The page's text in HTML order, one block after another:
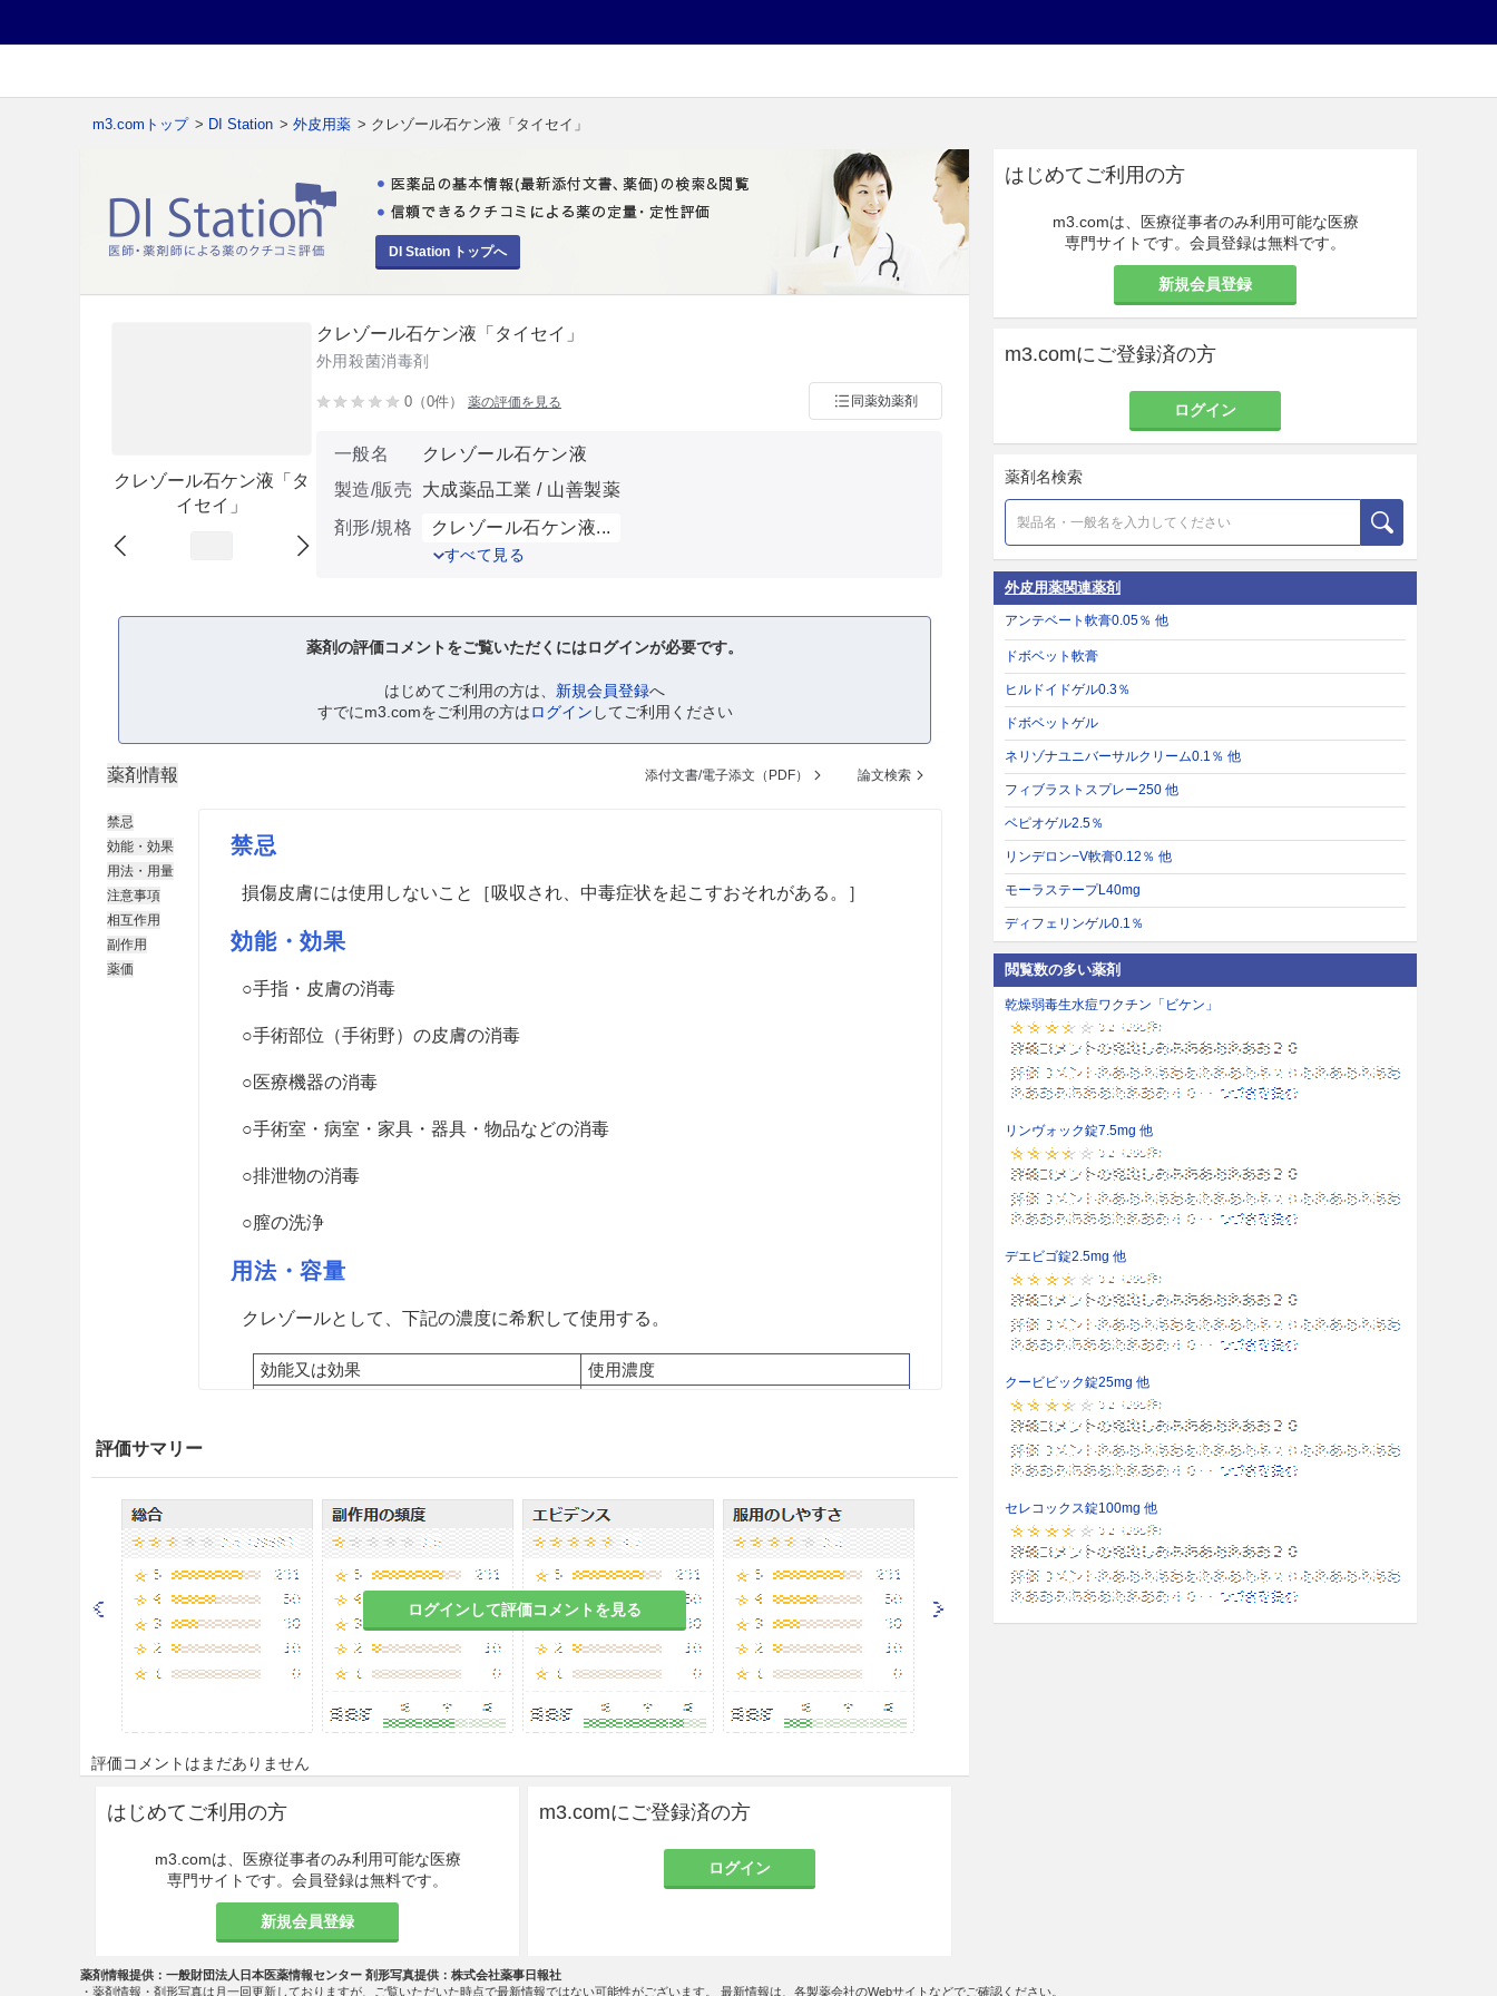
m3.comトップ > DI Station > 外皮用薬 > クレゾール石ケン液「タイセイ」
DI Station トップへ
クレゾール石ケン液「タ
イセイ」
クレゾール石ケン液「タイセイ」
外用殺菌消毒剤
0（0件） 薬の評価を見る 同薬効薬剤
一般名
クレゾール石ケン液
製造/販売
大成薬品工業 / 山善製薬
剤形/規格
クレゾール石ケン液...
すべて見る
薬剤の評価コメントをご覧いただくにはログインが必要です。
はじめてご利用の方は、 新規会員登録へ
すでにm3.comをご利用の方はログイン してご利用ください
薬剤情報 添付文書/電子添文（PDF） 論文検索
禁忌
効能・効果
用法・用量
注意事項
相互作用
副作用
薬価
禁忌
損傷皮膚には使用しないこと［吸収され、中毒症状を起こすおそれがある。］
効能・効果
○手指・皮膚の消毒
○手術部位（手術野）の皮膚の消毒
○医療機器の消毒
○手術室・病室・家具・器具・物品などの消毒
○排泄物の消毒
○膣の洗浄
用法・容量
クレゾールとして、下記の濃度に希釈して使用する。
効能又は効果
使用濃度
排泄物の消毒
1.5％
膣の洗浄
0.1％
注意事項
適用上の注意
14.1 薬剤調製時の注意
14.1.1本剤を必ず希釈し、濃度に注意して使用すること。
14.1.2
使用濃度 0.1％
1.5％
50〜100倍 33倍
14.1.3炎症又は易刺激性の部位に使用する場合には、正常の部位に使用するより
も低濃度とすることが望ましい。
評価サマリー
ログインして評価コメントを見る
評価コメントはまだありません
はじめてご利用の方
m3.comは、医療従事者のみ利用可能な医療
専門サイトです。会員登録は無料です。
新規会員登録
m3.comにご登録済の方
ログイン
はじめてご利用の方
m3.comは、医療従事者のみ利用可能な医療
専門サイトです。会員登録は無料です。
新規会員登録
m3.comにご登録済の方
ログイン
薬剤名検索
外皮用薬関連薬剤
アンテベート軟膏0.05％ 他
ドボベット軟膏
ヒルドイドゲル0.3％
ドボベットゲル
ネリゾナユニバーサルクリーム0.1％ 他
フィブラストスプレー250 他
ベピオゲル2.5％
リンデロン−V軟膏0.12％ 他
モーラステープL40mg
ディフェリンゲル0.1％
閲覧数の多い薬剤
乾燥弱毒生水痘ワクチン「ビケン」
リンヴォック錠7.5mg 他
デエビゴ錠2.5mg 他
クービビック錠25mg 他
セレコックス錠100mg 他
薬剤情報提供：一般財団法人日本医薬情報センター 剤形写真提供：株式会社薬事日報社
・薬剤情報・剤形写真は月一回更新しておりますが、ご覧いただいた時点で最新情報ではない可能性がございます。 最新情報は、各製薬会社のWebサイトなどでご確認ください。